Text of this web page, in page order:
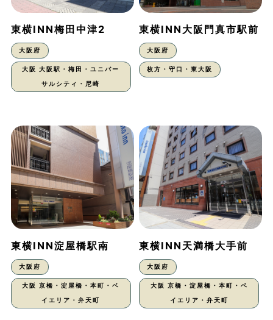
東横INN梅田中津2
大阪府
大阪 大阪駅・梅田・ユニバー
サルシティ・尼崎
東横INN大阪門真市駅前
大阪府
枚方・守口・東大阪
東横INN淀屋橋駅南
大阪府
大阪 京橋・淀屋橋・本町・ベ
イエリア・弁天町
東横INN天満橋大手前
大阪府
大阪 京橋・淀屋橋・本町・ベ
イエリア・弁天町